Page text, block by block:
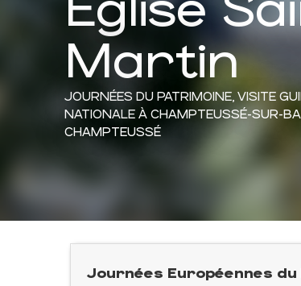
Martin
JOURNÉES DU PATRIMOINE, VISITE
NATIONALE À CHAMPTEUSSÉ-SUR-
CHAMPTEUSSÉ
Journées Européennes